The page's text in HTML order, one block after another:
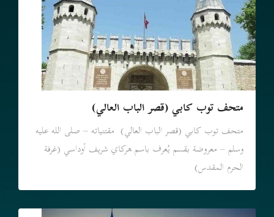
متحف توب كابي (قصر الباب العالي)
متحف توب كابي (قصر الباب العالي) مقتنياته – صلى الله عليه
وسلم – معروضة بقسم يُعرف باسم هركاي شريف أوداسي (غرفة
الحرم المقدس)